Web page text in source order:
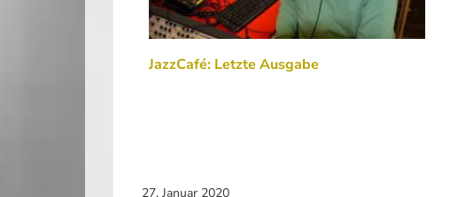
JazzCafé: Letzte Ausgabe
27. Januar 2020